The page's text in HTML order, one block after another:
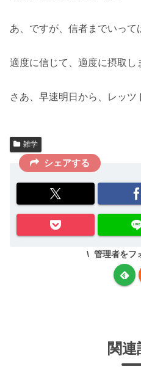
あ、ですが、 信者までいって
適度に信じて 、適度に摂取 し
さあ、早速明日から、 レッツ
雑学
シェアする
管理者をフ
関